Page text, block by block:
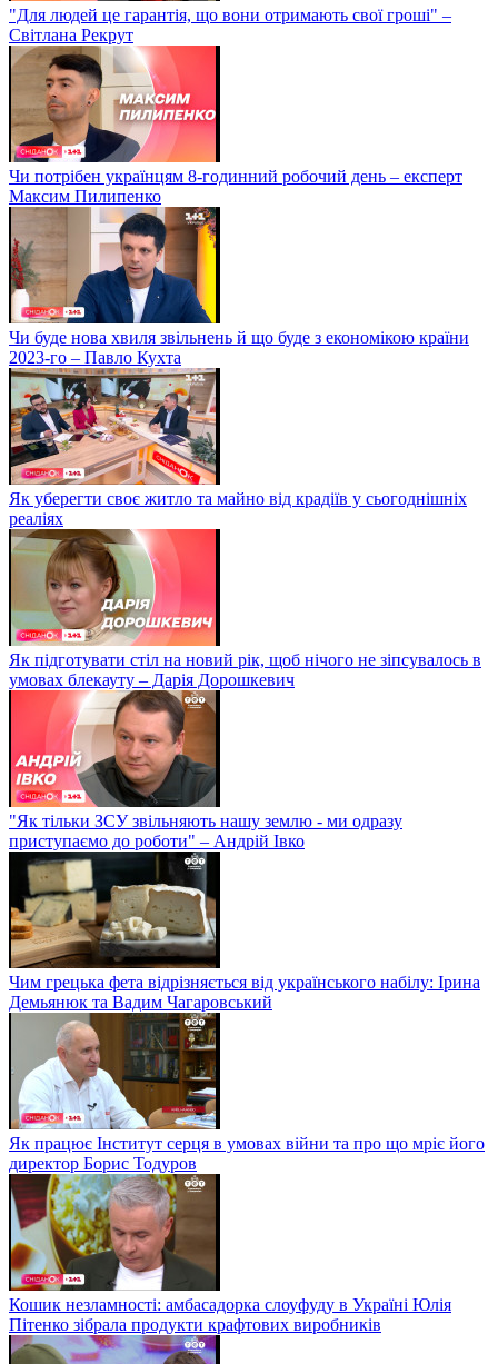
"Для людей це гарантія, що вони отримають свої гроші" –
Світлана Рекрут
Чи потрібен українцям 8-годинний робочий день – експерт
Максим Пилипенко
Чи буде нова хвиля звільнень й що буде з економікою країни
2023-го – Павло Кухта
Як уберегти своє житло та майно від крадіїв у сьогоднішніх
реаліях
Як підготувати стіл на новий рік, щоб нічого не зіпсувалось в
умовах блекауту – Дарія Дорошкевич
"Як тільки ЗСУ звільняють нашу землю - ми одразу
приступаємо до роботи" – Андрій Івко
Чим грецька фета відрізняється від українського набілу: Ірина
Демьянюк та Вадим Чагаровський
Як працює Інститут серця в умовах війни та про що мріє його
директор Борис Тодуров
Кошик незламності: амбасадорка слоуфуду в Україні Юлія
Пітенко зібрала продукти крафтових виробників